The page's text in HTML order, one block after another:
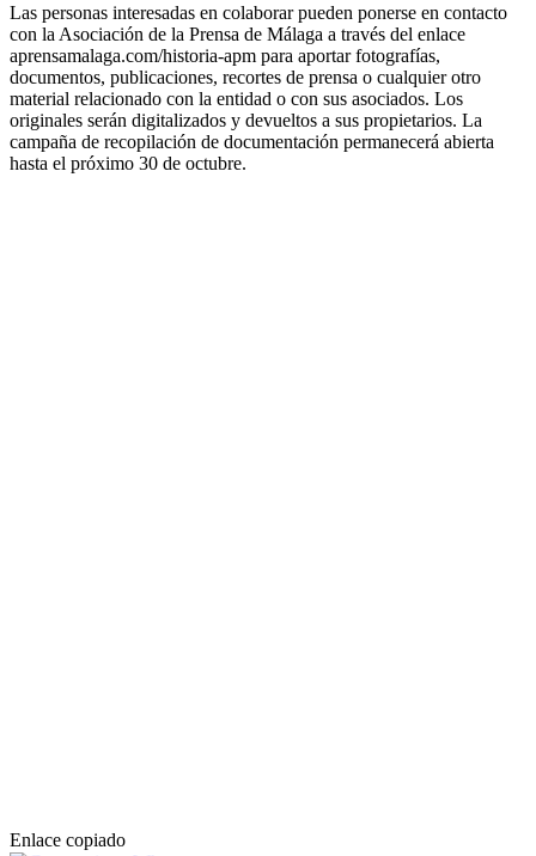
Las personas interesadas en colaborar pueden ponerse en contacto
con la Asociación de la Prensa de Málaga a través del enlace
aprensamalaga.com/historia-apm para aportar fotografías,
documentos, publicaciones, recortes de prensa o cualquier otro
material relacionado con la entidad o con sus asociados. Los
originales serán digitalizados y devueltos a sus propietarios. La
campaña de recopilación de documentación permanecerá abierta
hasta el próximo 30 de octubre.
Enlace copiado